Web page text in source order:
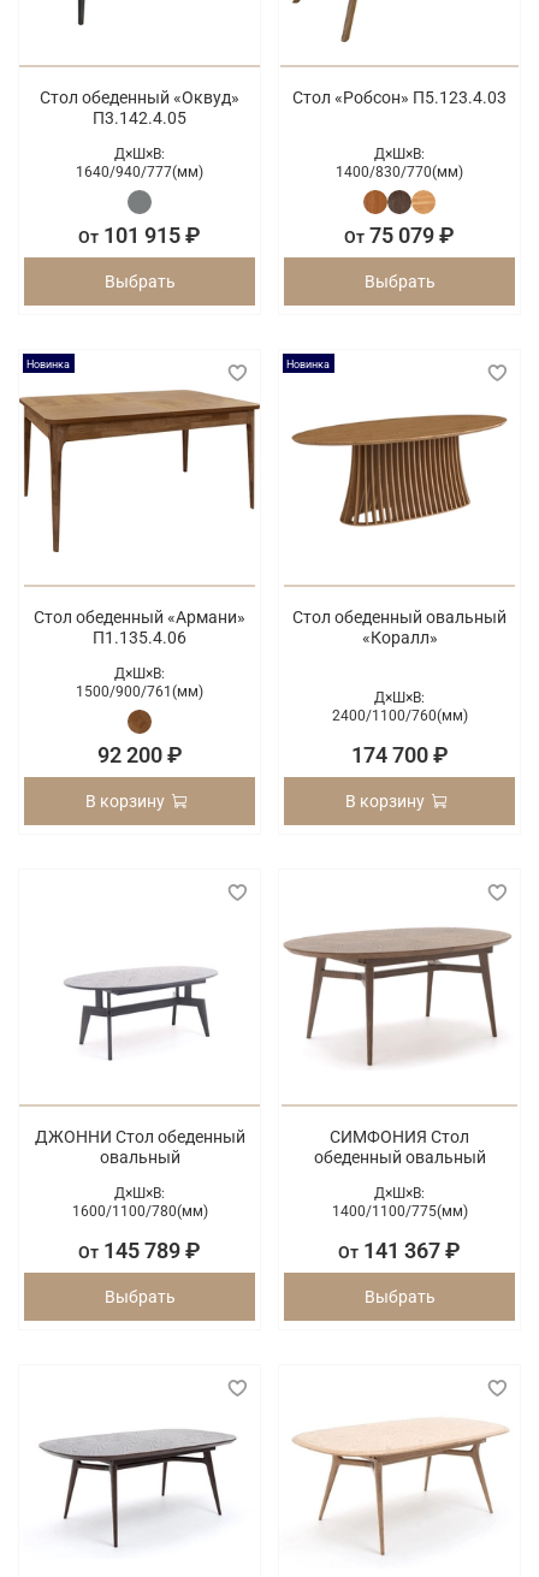
Стол обеденный «Оквуд»
П3.142.4.05
Д×Ш×В:
1640/940/777(мм)
От 101 915 ₽
Выбрать
Стол «Робсон» П5.123.4.03
Д×Ш×В:
1400/830/770(мм)
От 75 079 ₽
Выбрать
Новинка
Стол обеденный «Армани»
П1.135.4.06
Д×Ш×В:
1500/900/761(мм)
92 200 ₽
В корзину
Новинка
Стол обеденный овальный
«Коралл»
Д×Ш×В:
2400/1100/760(мм)
174 700 ₽
В корзину
ДЖОННИ Стол обеденный
овальный
Д×Ш×В:
1600/1100/780(мм)
От 145 789 ₽
Выбрать
СИМФОНИЯ Стол
обеденный овальный
Д×Ш×В:
1400/1100/775(мм)
От 141 367 ₽
Выбрать